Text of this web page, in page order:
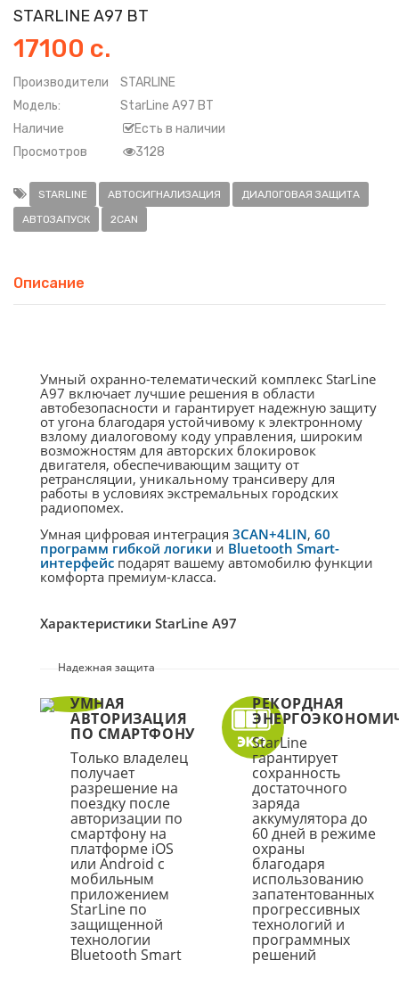
STARLINE A97 BT
17100 с.
Производители
STARLINE
Модель:
StarLine A97 BT
Наличие
Есть в наличии
Просмотров
3128
STARLINE АВТОСИГНАЛИЗАЦИЯ
ДИАЛОГОВАЯ ЗАЩИТА
АВТОЗАПУСК
2CAN
Описание
Умный охранно-телематический комплекс StarLine
А97 включает лучшие решения в области
автобезопасности и гарантирует надежную защиту
от угона благодаря устойчивому к электронному
взлому диалоговому коду управления, широким
возможностям для авторских блокировок
двигателя, обеспечивающим защиту от
ретрансляции, уникальному трансиверу для
работы в условиях экстремальных городских
радиопомех.
Умная цифровая интеграция 3CAN+4LIN, 60
программ гибкой логики и Bluetooth Smart-
интерфейс подарят вашему автомобилю функции
комфорта премиум-класса.
Характеристики StarLine A97
Надежная защита
УМНАЯ
АВТОРИЗАЦИЯ
ПО СМАРТФОНУ
Только владелец
получает
разрешение на
поездку после
авторизации по
смартфону на
платформе iOS
или Android с
мобильным
приложением
StarLine по
защищенной
технологии
Bluetooth Smart
РЕКОРДНАЯ
StarLine
гарантирует
сохранность
достаточного
заряда
аккумулятора до
60 дней в режиме
охраны
благодаря
использованию
запатентованных
прогрессивных
технологий и
программных
решений